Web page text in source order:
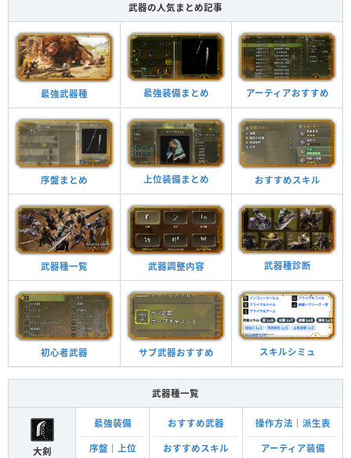
武器の人気まとめ記事
最強武器種 最強装備まとめ アーティアおすすめ
序盤まとめ 上位装備まとめ おすすめスキル
武器種一覧 武器調整内容 武器種診断
初心者武器 サブ武器おすすめ スキルシミュ
武器種一覧
大剣
最強装備
序盤 上位
おすすめ武器
おすすめスキル
操作方法 派生表
アーティア装備